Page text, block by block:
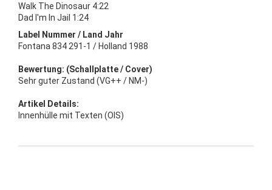
Walk The Dinosaur 4:22
Dad I'm In Jail 1:24
Label Nummer / Land Jahr
Fontana 834 291-1 / Holland 1988
Bewertung: (Schallplatte / Cover)
Sehr guter Zustand (VG++ / NM-)
Artikel Details:
Innenhülle mit Texten (OIS)